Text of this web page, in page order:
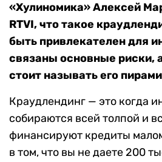
«Хулиномика» Алексей
RTVI, что такое
быть привлекателен для
связаны основные риски,
стоит называть его
Краудлендинг — это когда
собираются всей толпой и
финансируют кредиты
в том, что вы не даете 200